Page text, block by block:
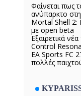
Φαίνεται πως
ανύπαρκτο
Mortal Shell 2:
με open beta
Εξαιρετικά
Control
EA Sports FC
πολλές